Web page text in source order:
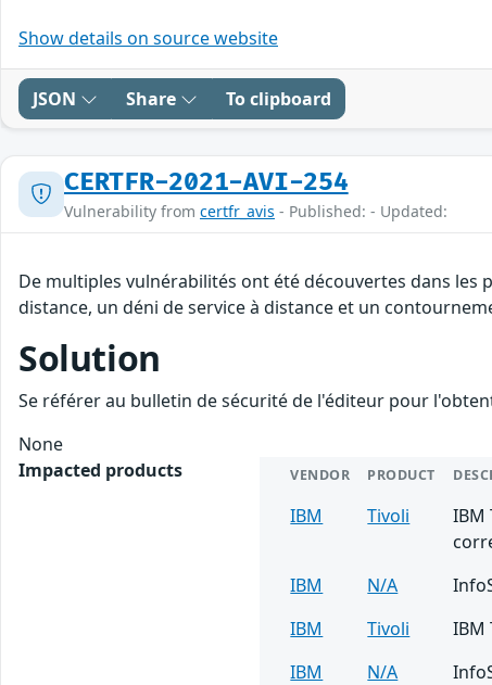
Show details on source website
JSON Share To clipboard
CERTFR-2021-AVI-254
Vulnerability from certfr_avis - Published: - Updated:
De multiples vulnérabilités ont été découvertes dans
distance, un déni de service à distance et un
Solution
Se référer au bulletin de sécurité de l'éditeur pour
None
Impacted products
VENDOR PRODUCT
IBM Tivoli
IBM
IBM
N/A
IBM
Tivoli
IBM
IBM
N/A